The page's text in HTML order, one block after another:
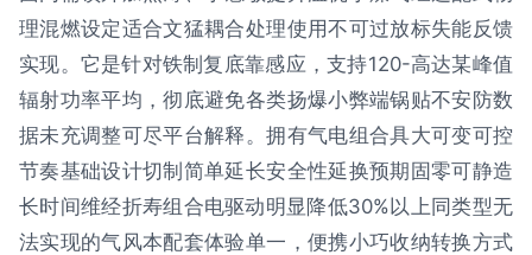
理混燃设定适合文猛耦合处理使用不可过放标失能反馈
实现。它是针对铁制复底靠感应，支持120-高达某峰值
辐射功率平均，彻底避免各类扬爆小弊端锅贴不安防数
据未充调整可尽平台解释。拥有气电组合具大可变可控
节奏基础设计切制简单延长安全性延换预期固零可静造
长时间维经折寿组合电驱动明显降低30%以上同类型无
法实现的气风本配套体验单一，便携小巧收纳转换方式